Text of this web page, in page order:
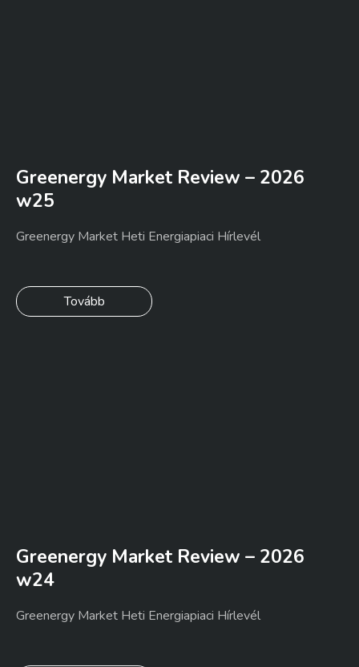
Greenergy Market Review – 2026
w25
Greenergy Market Heti Energiapiaci Hírlevél
Tovább
Greenergy Market Review – 2026
w24
Greenergy Market Heti Energiapiaci Hírlevél